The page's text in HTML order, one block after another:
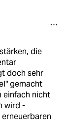
die
doch sehr
gemacht
einfach nicht
wird -